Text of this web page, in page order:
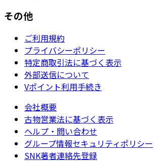
その他
ご利用規約
プライバシーポリシー
特定商取引法に基づく表示
外部送信について
Vポイント利用手続き
会社概要
古物営業法に基づく表示
ヘルプ・問い合わせ
グループ情報セキュリティポリシー
SNK著者連絡先登録